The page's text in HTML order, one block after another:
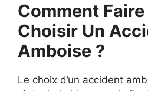
Comment
Choisir Un
Amboise ?
Le choix d’un accident